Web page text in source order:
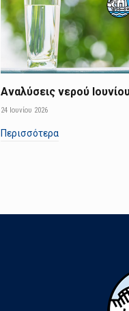
Αναλύσεις νερού
24 Ιουνίου 2026
Περισσότερα